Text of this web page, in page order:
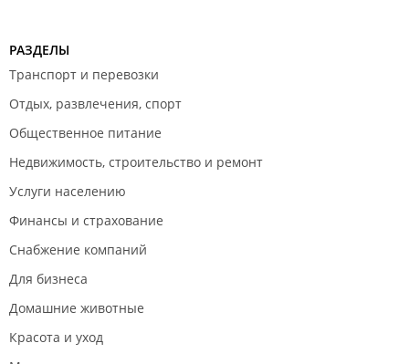
РАЗДЕЛЫ
Транспорт и перевозки
Отдых, развлечения, спорт
Общественное питание
Недвижимость, строительство и ремонт
Услуги населению
Финансы и страхование
Снабжение компаний
Для бизнеса
Домашние животные
Красота и уход